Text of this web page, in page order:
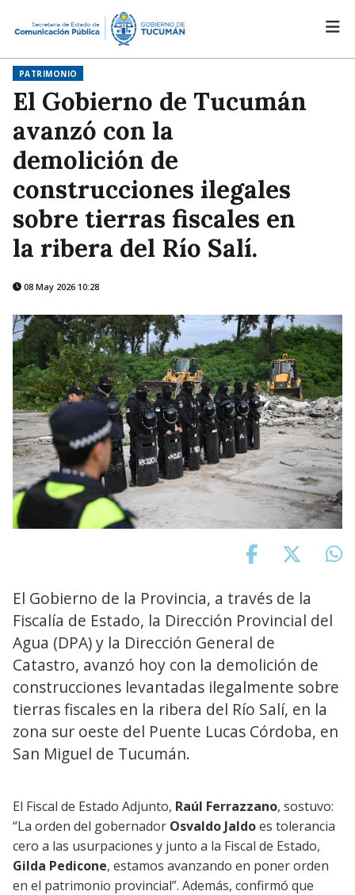
PATRIMONIO
El Gobierno de Tucumán
avanzó con la
demolición de
construcciones ilegales
sobre tierras fiscales en
la ribera del Río Salí.
08 May 2026 10:28
El Gobierno de la Provincia, a través de la
Fiscalía de Estado, la Dirección Provincial del
Agua (DPA) y la Dirección General de
Catastro, avanzó hoy con la demolición de
construcciones levantadas ilegalmente sobre
tierras fiscales en la ribera del Río Salí, en la
zona sur oeste del Puente Lucas Córdoba, en
San Miguel de Tucumán.
El Fiscal de Estado Adjunto, Raúl Ferrazzano, sostuvo:
“La orden del gobernador Osvaldo Jaldoes tolerancia
cero a las usurpaciones y junto a la Fiscal de Estado,
Gilda Pedicone, estamos avanzando en poner orden
en el patrimonio provincial”. Además, confirmó que